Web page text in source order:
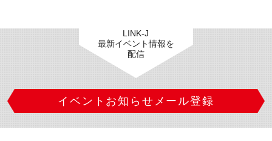
LINK-J
最新イベント情報を
配信
イベントお知らせメール登録